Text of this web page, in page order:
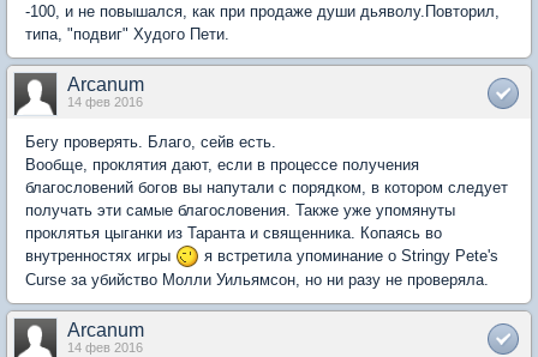
-100, и не повышался, как при продаже души дьяволу.Повторил,
типа, "подвиг" Худого Пети.
Arcanum
14 фев 2016
Бегу проверять. Благо, сейв есть.
Вообще, проклятия дают, если в процессе получения
благословений богов вы напутали с порядком, в котором следует
получать эти самые благословения. Также уже упомянуты
проклятья цыганки из Таранта и священника. Копаясь во
внутренностях игры
я встретила упоминание о Stringy Pete's
Curse за убийство Молли Уильямсон, но ни разу не проверяла.
Arcanum
14 фев 2016